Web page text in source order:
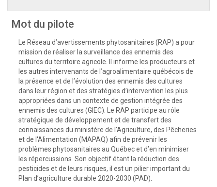
Mot du pilote
Le Réseau d’avertissements phytosanitaires (RAP) a pour
mission de réaliser la surveillance des ennemis des
cultures du territoire agricole. Il informe les producteurs et
les autres intervenants de l’agroalimentaire québécois de
la présence et de l’évolution des ennemis des cultures
dans leur région et des stratégies d’intervention les plus
appropriées dans un contexte de gestion intégrée des
ennemis des cultures (GIEC). Le RAP participe au rôle
stratégique de développement et de transfert des
connaissances du ministère de l'Agriculture, des Pêcheries
et de l'Alimentation (MAPAQ) afin de prévenir les
problèmes phytosanitaires au Québec et d’en minimiser
les répercussions. Son objectif étant la réduction des
pesticides et de leurs risques, il est un pilier important du
Plan d’agriculture durable 2020-2030 (PAD).